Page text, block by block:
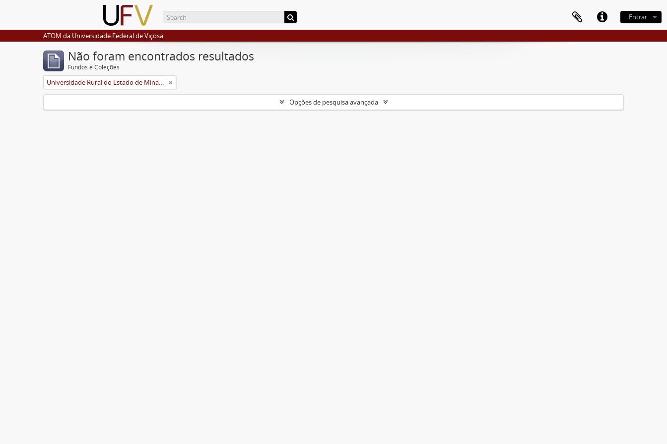
Entrar
ATOM da Universidade Federal de Viçosa
Não foram encontrados resultados
Fundos e Coleções
Universidade Rural do Estado de Minas Gerais (Uremg)
Opções de pesquisa avançada